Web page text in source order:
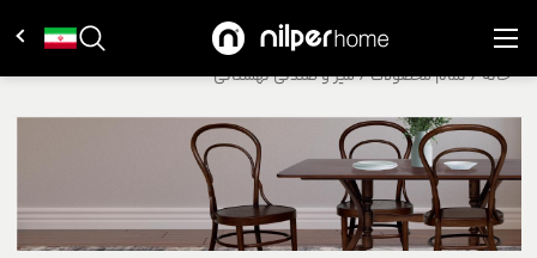
خانه/تمام محصولات/میز و صندلی لهستانی